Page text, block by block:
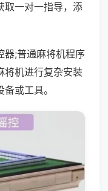
取一对一指导，添
器;普通麻将机程序
将机进行复杂安装
或工具。